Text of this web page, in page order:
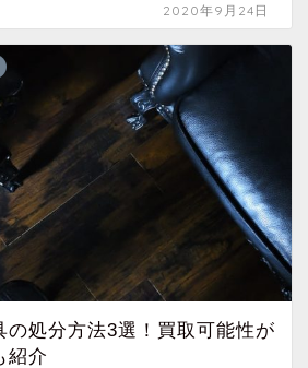
2020年9月24日
の処分方法3選！買取可能性が
紹介